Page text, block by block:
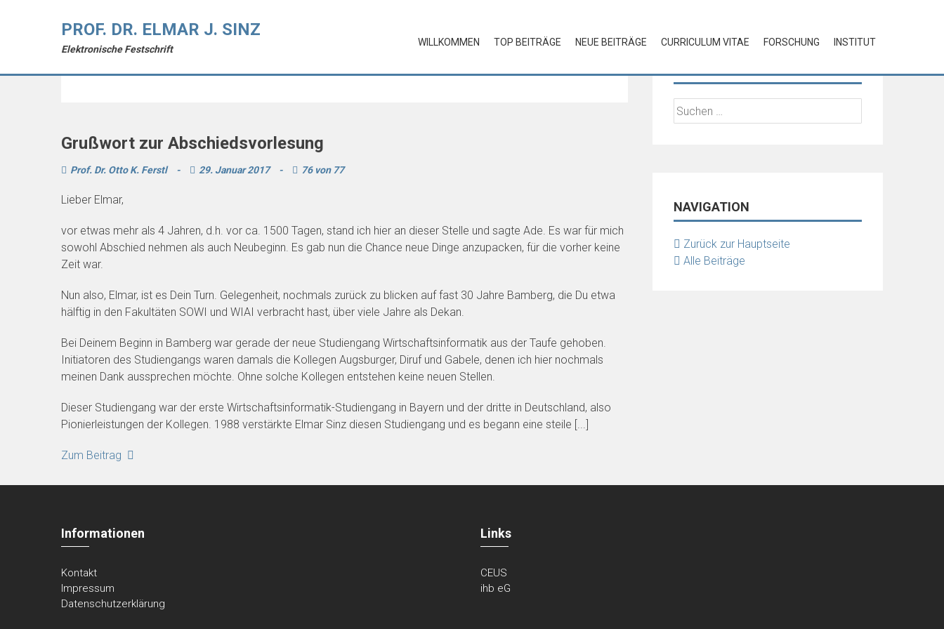
PROF. DR. ELMAR J. SINZ
Elektronische Festschrift
WILLKOMMEN TOP BEITRÄGE NEUE BEITRÄGE CURRICULUM VITAE FORSCHUNG INSTITUT
Autor:Prof. Dr. Otto K. Ferstl
Grußwort zur Abschiedsvorlesung
Prof. Dr. Otto K. Ferstl - 29. Januar 2017 - 76 von 77
Lieber Elmar,
vor etwas mehr als 4 Jahren, d.h. vor ca. 1500 Tagen, stand ich hier an dieser Stelle und sagte Ade. Es war für mich
sowohl Abschied nehmen als auch Neubeginn. Es gab nun die Chance neue Dinge anzupacken, für die vorher keine
Zeit war.
Nun also, Elmar, ist es Dein Turn. Gelegenheit, nochmals zurück zu blicken auf fast 30 Jahre Bamberg, die Du etwa
hälftig in den Fakultäten SOWI und WIAI verbracht hast, über viele Jahre als Dekan.
Bei Deinem Beginn in Bamberg war gerade der neue Studiengang Wirtschaftsinformatik aus der Taufe gehoben.
Initiatoren des Studiengangs waren damals die Kollegen Augsburger, Diruf und Gabele, denen ich hier nochmals
meinen Dank aussprechen möchte. Ohne solche Kollegen entstehen keine neuen Stellen.
Dieser Studiengang war der erste Wirtschaftsinformatik-Studiengang in Bayern und der dritte in Deutschland, also
Pionierleistungen der Kollegen. 1988 verstärkte Elmar Sinz diesen Studiengang und es begann eine steile [...]
Zum Beitrag
Suchen
nach:
NAVIGATION
Zurück zur Hauptseite
Alle Beiträge
Informationen
Kontakt
Impressum
Datenschutzerklärung
Links
CEUS
ihb eG